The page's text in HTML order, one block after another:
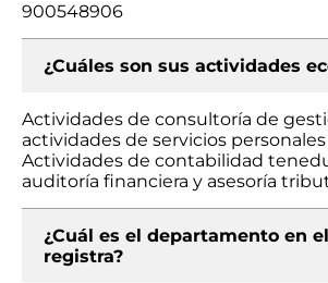
900548906
¿Cuáles son sus actividades
Actividades de consultoría de
actividades de servicios personales
Actividades de contabilidad
auditoría financiera y asesoría
¿Cuál es el departamento en
registra?